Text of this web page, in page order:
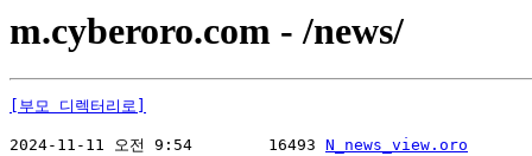
m.cyberoro.com - /news/
[부모 디렉터리로]
2024-11-11 오전 9:54        16493 N_news_view.oro